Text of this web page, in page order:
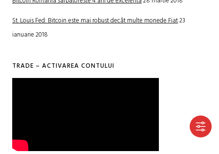
St. Louis Fed: Bitcoin este mai robust decât multe monede Fiat23
ianuarie 2018
TRADE – ACTIVAREA CONTULUI